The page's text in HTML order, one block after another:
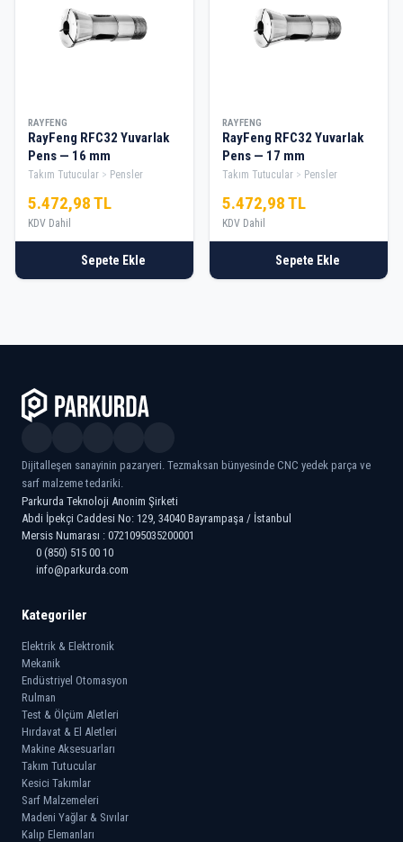
RAYFENG
RayFeng RFC32 Yuvarlak
Pens — 16 mm
Takım Tutucular Pensler
5.472,98 TL
KDV Dahil
Sepete Ekle
RAYFENG
RayFeng RFC32 Yuvarlak
Pens — 17 mm
Takım Tutucular Pensler
5.472,98 TL
KDV Dahil
Sepete Ekle
Dijitalleşen sanayinin pazaryeri. Tezmaksan bünyesinde CNC yedek parça ve
sarf malzeme tedariki.
Parkurda Teknoloji Anonim Şirketi
Abdi İpekçi Caddesi No: 129, 34040 Bayrampaşa / İstanbul
Mersis Numarası : 0721095035200001
0 (850) 515 00 10
info@parkurda.com
Kategoriler
Elektrik & Elektronik
Mekanik
Endüstriyel Otomasyon
Rulman
Test & Ölçüm Aletleri
Hırdavat & El Aletleri
Makine Aksesuarları
Takım Tutucular
Kesici Takımlar
Sarf Malzemeleri
Madeni Yağlar & Sıvılar
Kalıp Elemanları